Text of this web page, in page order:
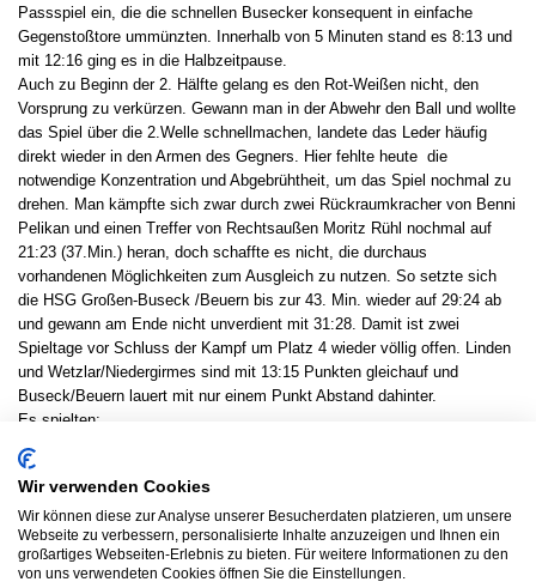
Passspiel ein, die die schnellen Busecker konsequent in einfache
Gegenstoßtore ummünzten. Innerhalb von 5 Minuten stand es 8:13 und
mit 12:16 ging es in die Halbzeitpause.
Auch zu Beginn der 2. Hälfte gelang es den Rot-Weißen nicht, den
Vorsprung zu verkürzen. Gewann man in der Abwehr den Ball und wollte
das Spiel über die 2.Welle schnellmachen, landete das Leder häufig
direkt wieder in den Armen des Gegners. Hier fehlte heute die
notwendige Konzentration und Abgebrühtheit, um das Spiel nochmal zu
drehen. Man kämpfte sich zwar durch zwei Rückraumkracher von Benni
Pelikan und einen Treffer von Rechtsaußen Moritz Rühl nochmal auf
21:23 (37.Min.) heran, doch schaffte es nicht, die durchaus
vorhandenen Möglichkeiten zum Ausgleich zu nutzen. So setzte sich
die HSG Großen-Buseck /Beuern bis zur 43. Min. wieder auf 29:24 ab
und gewann am Ende nicht unverdient mit 31:28. Damit ist zwei
Spieltage vor Schluss der Kampf um Platz 4 wieder völlig offen. Linden
und Wetzlar/Niedergirmes sind mit 13:15 Punkten gleichauf und
Buseck/Beuern lauert mit nur einem Punkt Abstand dahinter.
Es spielten:
Im Feld: Jakob Höhn (3), Lukas Horvarth (2), Benedikt Pelikan (6),
Moritz Rühl (3), Tom Weiland (1), Michel Weisbrod (4/3), Sören Wende
(6), Darius Wolkewitz (3),Tom-Ansgar Lenz
Ergebnisdienst
Wir verwenden Cookies
Wir können diese zur Analyse unserer Besucherdaten platzieren, um unsere
Webseite zu verbessern, personalisierte Inhalte anzuzeigen und Ihnen ein
großartiges Webseiten-Erlebnis zu bieten. Für weitere Informationen zu den
von uns verwendeten Cookies öffnen Sie die Einstellungen.